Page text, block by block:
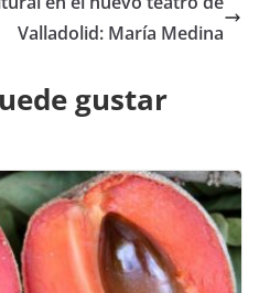
Valladolid: María Medina
gustar